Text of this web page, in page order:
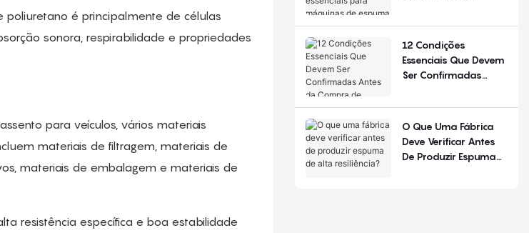
poliuretano é principalmente de células
sonora, respirabilidade e propriedades
para veículos, vários materiais
materiais de filtragem, materiais de
materiais de embalagem e materiais de
resistência específica e boa estabilidade
Máquinas De Espuma
De Poliuretano
12 Condições
Essenciais Que Devem
Ser Confirmadas
Equipamentos Para
O Que Uma Fábrica
Deve Verificar Antes
De Produzir Espuma